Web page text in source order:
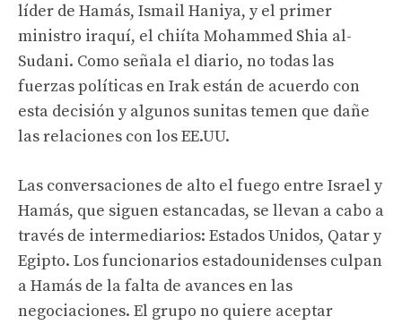
líder de Hamás, Ismail Haniya, y el primer
ministro iraquí, el chiíta Mohammed Shia al-
Sudani. Como señala el diario, no todas las
fuerzas políticas en Irak están de acuerdo con
esta decisión y algunos sunitas temen que dañe
las relaciones con los EE.UU.
Las conversaciones de alto el fuego entre Israel y
Hamás, que siguen estancadas, se llevan a cabo a
través de intermediarios: Estados Unidos, Qatar y
Egipto. Los funcionarios estadounidenses culpan
a Hamás de la falta de avances en las
negociaciones. El grupo no quiere aceptar